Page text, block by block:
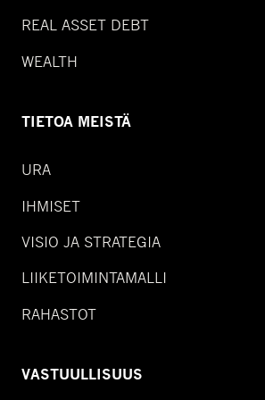
REAL ASSET DEBT
WEALTH
TIETOA MEISTÄ
URA
IHMISET
VISIO JA STRATEGIA
LIIKETOIMINTAMALLI
RAHASTOT
VASTUULLISUUS